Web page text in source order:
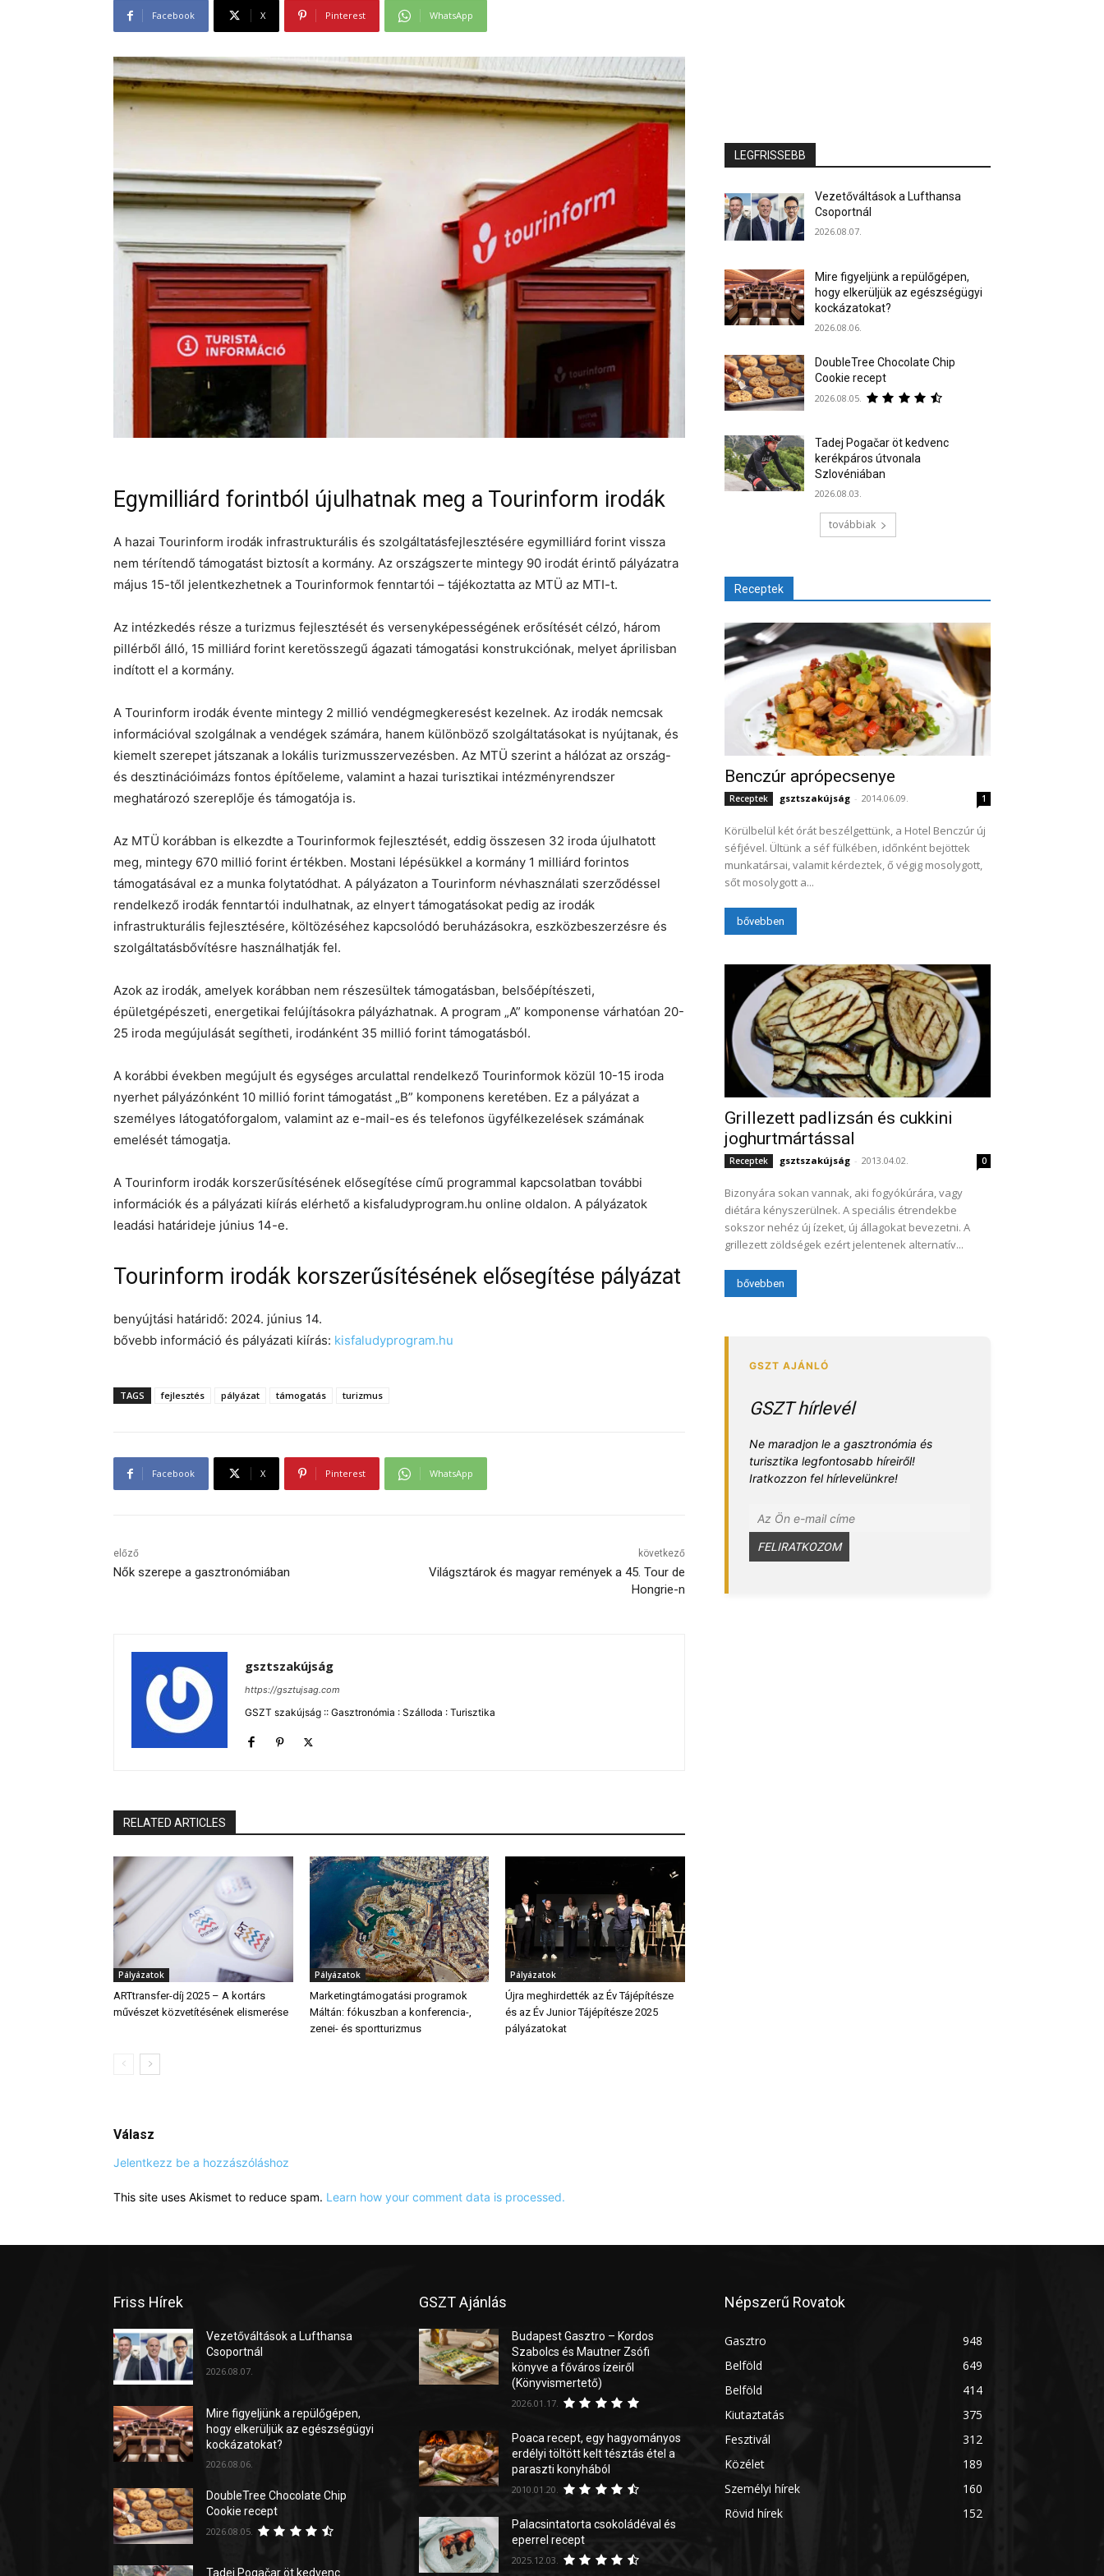
Facebook X Pinterest WhatsApp
Egymilliárd forintból újulhatnak meg a Tourinform irodák
A hazai Tourinform irodák infrastrukturális és szolgáltatásfejlesztésére egymilliárd forint vissza
nem térítendő támogatást biztosít a kormány. Az országszerte mintegy 90 irodát érintő pályázatra
május 15-től jelentkezhetnek a Tourinformok fenntartói – tájékoztatta az MTÜ az MTI-t.
Az intézkedés része a turizmus fejlesztését és versenyképességének erősítését célzó, három
pillérből álló, 15 milliárd forint keretösszegű ágazati támogatási konstrukciónak, melyet áprilisban
indított el a kormány.
A Tourinform irodák évente mintegy 2 millió vendégmegkeresést kezelnek. Az irodák nemcsak
információval szolgálnak a vendégek számára, hanem különböző szolgáltatásokat is nyújtanak, és
kiemelt szerepet játszanak a lokális turizmusszervezésben. Az MTÜ szerint a hálózat az ország-
és desztinációimázs fontos építőeleme, valamint a hazai turisztikai intézményrendszer
meghatározó szereplője és támogatója is.
Az MTÜ korábban is elkezdte a Tourinformok fejlesztését, eddig összesen 32 iroda újulhatott
meg, mintegy 670 millió forint értékben. Mostani lépésükkel a kormány 1 milliárd forintos
támogatásával ez a munka folytatódhat. A pályázaton a Tourinform névhasználati szerződéssel
rendelkező irodák fenntartói indulhatnak, az elnyert támogatásokat pedig az irodák
infrastrukturális fejlesztésére, költözéséhez kapcsolódó beruházásokra, eszközbeszerzésre és
szolgáltatásbővítésre használhatják fel.
Azok az irodák, amelyek korábban nem részesültek támogatásban, belsőépítészeti,
épületgépészeti, energetikai felújításokra pályázhatnak. A program „A” komponense várhatóan 20-
25 iroda megújulását segítheti, irodánként 35 millió forint támogatásból.
A korábbi években megújult és egységes arculattal rendelkező Tourinformok közül 10-15 iroda
nyerhet pályázónként 10 millió forint támogatást „B” komponens keretében. Ez a pályázat a
személyes látogatóforgalom, valamint az e-mail-es és telefonos ügyfélkezelések számának
emelését támogatja.
A Tourinform irodák korszerűsítésének elősegítése című programmal kapcsolatban további
információk és a pályázati kiírás elérhető a kisfaludyprogram.hu online oldalon. A pályázatok
leadási határideje június 14-e.
Tourinform irodák korszerűsítésének elősegítése pályázat
benyújtási határidő: 2024. június 14.
bővebb információ és pályázati kiírás: kisfaludyprogram.hu
TAGS fejlesztés pályázat támogatás turizmus
Facebook X Pinterest WhatsApp
előző
Nők szerepe a gasztronómiában
következő
Világsztárok és magyar remények a 45. Tour de
Hongrie-n
gsztszakújság
https://gsztujsag.com
GSZT szakújság :: Gasztronómia : Szálloda : Turisztika
RELATED ARTICLES
Pályázatok
ARTtransfer-díj 2025 – A kortárs
művészet közvetítésének elismerése
Pályázatok
Marketingtámogatási programok
Máltán: fókuszban a konferencia-,
zenei- és sportturizmus
Pályázatok
Újra meghirdették az Év Tájépítésze
és az Év Junior Tájépítésze 2025
pályázatokat
Válasz
Jelentkezz be a hozzászóláshoz
This site uses Akismet to reduce spam. Learn how your comment data is processed.
LEGFRISSEBB
Vezetőváltások a Lufthansa
Csoportnál
2026.08.07.
Mire figyeljünk a repülőgépen,
hogy elkerüljük az egészségügyi
kockázatokat?
2026.08.06.
DoubleTree Chocolate Chip
Cookie recept
2026.08.05.
Tadej Pogačar öt kedvenc
kerékpáros útvonala
Szlovéniában
2026.08.03.
továbbiak
Receptek
Benczúr aprópecsenye
Receptek gsztszakújság - 2014.06.09. 1
Körülbelül két órát beszélgettünk, a Hotel Benczúr új
séfjével. Ültünk a séf fülkében, időnként bejöttek
munkatársai, valamit kérdeztek, ő végig mosolygott,
sőt mosolygott a...
bővebben
Grillezett padlizsán és cukkini
joghurtmártással
Receptek gsztszakújság - 2013.04.02. 0
Bizonyára sokan vannak, aki fogyókúrára, vagy
diétára kényszerülnek. A speciális étrendekbe
sokszor nehéz új ízeket, új állagokat bevezetni. A
grillezett zöldségek ezért jelentenek alternatív...
bővebben
GSZT hírlevél
Ne maradjon le a gasztronómia és
turisztika legfontosabb híreiről!
Iratkozzon fel hírlevelünkre!
Friss Hírek
Vezetőváltások a Lufthansa
Csoportnál
2026.08.07.
Mire figyeljünk a repülőgépen,
hogy elkerüljük az egészségügyi
kockázatokat?
2026.08.06.
DoubleTree Chocolate Chip
Cookie recept
2026.08.05.
Tadej Pogačar öt kedvenc
GSZT Ajánlás
Budapest Gasztro – Kordos
Szabolcs és Mautner Zsófi
könyve a főváros ízeiről
(Könyvismertető)
2026.01.17.
Poaca recept, egy hagyományos
erdélyi töltött kelt tésztás étel a
paraszti konyhából
2010.01.20.
Palacsintatorta csokoládéval és
eperrel recept
2025.12.03.
Népszerű Rovatok
Gasztro
948
Belföld
649
Belföld
414
Kiutaztatás
375
Fesztivál
312
Közélet
189
Személyi hírek
160
Rövid hírek
152